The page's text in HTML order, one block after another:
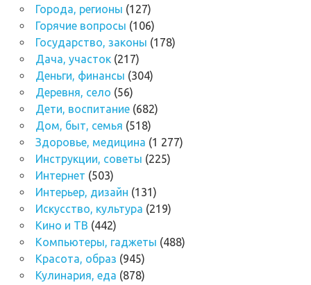
Города, регионы (127)
Горячие вопросы (106)
Государство, законы (178)
Дача, участок(217)
Деньги, финансы (304)
Деревня, село (56)
Дети, воспитание(682)
Дом, быт, семья (518)
Здоровье, медицина (1 277)
Инструкции, советы (225)
Интернет (503)
Интерьер, дизайн (131)
Искусство, культура (219)
Кино и ТВ (442)
Компьютеры, гаджеты (488)
Красота, образ (945)
Кулинария, еда (878)